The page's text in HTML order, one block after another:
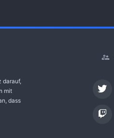
darauf,
mit
dass